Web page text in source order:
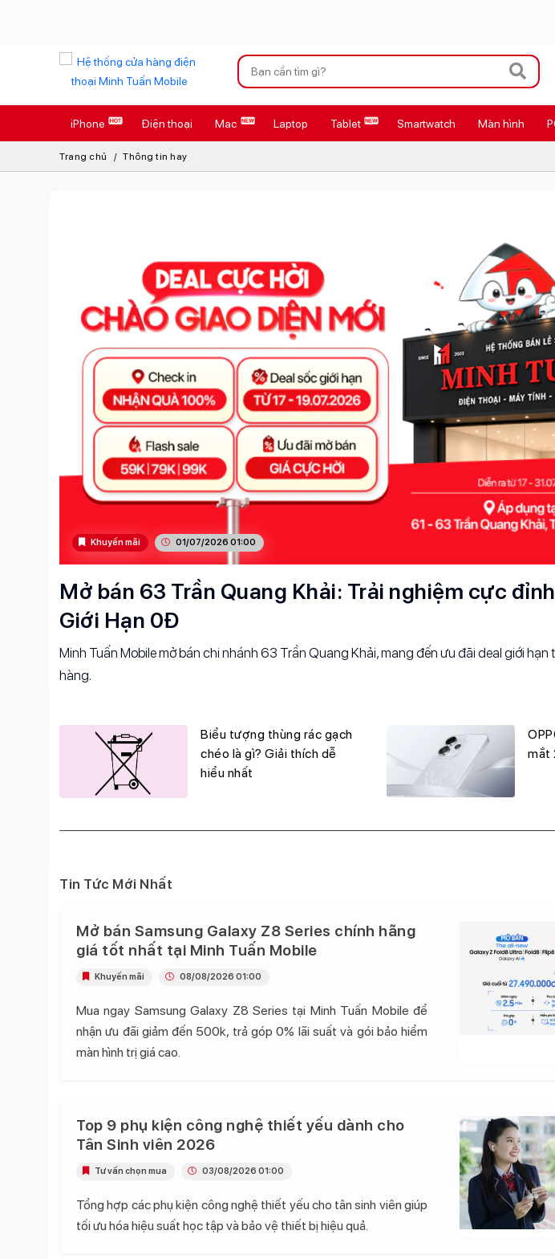
Xu hướng tìm kiếm
iPhone 17 Pro Max
AirTag 2 Mới Galaxy Z8
Osmo Pocket 4 Ốp lưng Apple
Loa Marshall Cốc sạc
iPhone Điện thoại Mac Laptop Tablet Smartwatch Màn hình
Trang chủ Thông tin hay
Khuyến mãi 01/07/2026 01:00
Mở bán 63 Trần Quang Khải: Trải nghiệm cực
Giới Hạn 0Đ
Minh Tuấn Mobile mở bán chi nhánh 63 Trần Quang Khải, mang đến ưu đãi deal giới
hàng.
Biểu tượng thùng rác gạch
chéo là gì? Giải thích dễ
hiểu nhất
mắt
Tin Tức Mới Nhất
Mở bán Samsung Galaxy Z8 Series chính hãng
giá tốt nhất tại Minh Tuấn Mobile
Mua ngay Samsung Galaxy Z8 Series tại Minh Tuấn Mobile để
nhận ưu đãi giảm đến 500k, trả góp 0% lãi suất và gói bảo hiểm
màn hình trị giá cao.
Khuyến mãi 08/08/2026 01:00
Top 9 phụ kiện công nghệ thiết yếu dành cho
Tân Sinh viên 2026
Tổng hợp các phụ kiện công nghệ thiết yếu cho tân sinh viên giúp
tối ưu hóa hiệu suất học tập và bảo vệ thiết bị hiệu quả.
Tư vấn chọn mua 03/08/2026 01:00